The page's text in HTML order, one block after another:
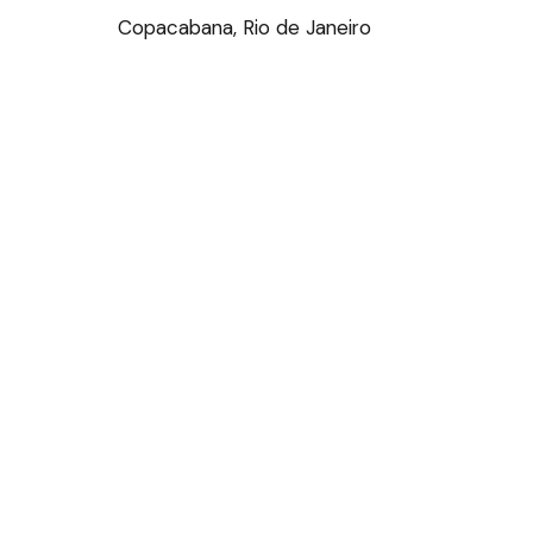
Copacabana, Rio de Janeiro